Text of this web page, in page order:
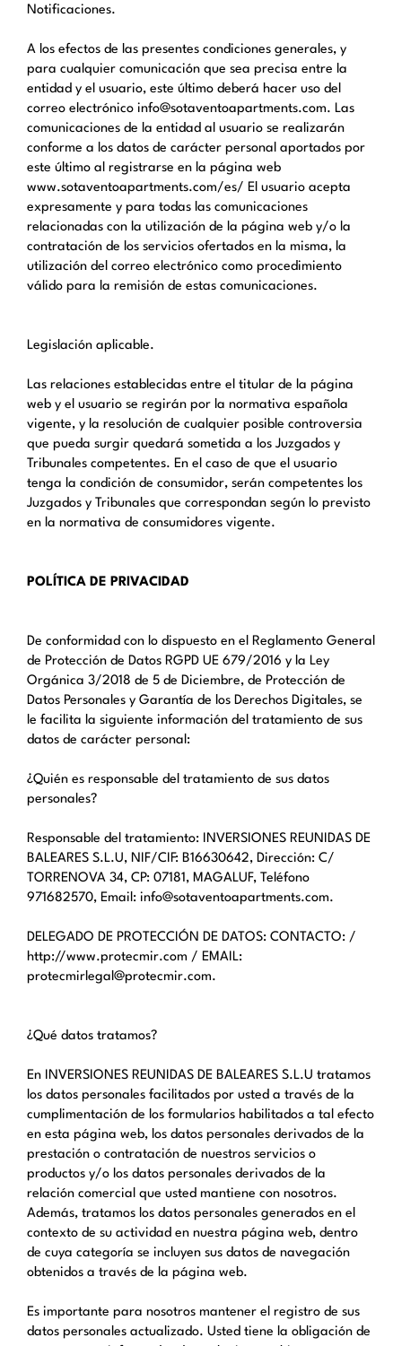
Notificaciones.
A los efectos de las presentes condiciones generales, y
para cualquier comunicación que sea precisa entre la
entidad y el usuario, este último deberá hacer uso del
correo electrónico info@sotaventoapartments.com. Las
comunicaciones de la entidad al usuario se realizarán
conforme a los datos de carácter personal aportados por
este último al registrarse en la página web
www.sotaventoapartments.com/es/ El usuario acepta
expresamente y para todas las comunicaciones
relacionadas con la utilización de la página web y/o la
contratación de los servicios ofertados en la misma, la
utilización del correo electrónico como procedimiento
válido para la remisión de estas comunicaciones.
Legislación aplicable.
Las relaciones establecidas entre el titular de la página
web y el usuario se regirán por la normativa española
vigente, y la resolución de cualquier posible controversia
que pueda surgir quedará sometida a los Juzgados y
Tribunales competentes. En el caso de que el usuario
tenga la condición de consumidor, serán competentes los
Juzgados y Tribunales que correspondan según lo previsto
en la normativa de consumidores vigente.
POLÍTICA DE PRIVACIDAD
De conformidad con lo dispuesto en el Reglamento General
de Protección de Datos RGPD UE 679/2016 y la Ley
Orgánica 3/2018 de 5 de Diciembre, de Protección de
Datos Personales y Garantía de los Derechos Digitales, se
le facilita la siguiente información del tratamiento de sus
datos de carácter personal:
¿Quién es responsable del tratamiento de sus datos
personales?
Responsable del tratamiento: INVERSIONES REUNIDAS DE
BALEARES S.L.U, NIF/CIF: B16630642, Dirección: C/
TORRENOVA 34, CP: 07181, MAGALUF, Teléfono
971682570, Email: info@sotaventoapartments.com.
DELEGADO DE PROTECCIÓN DE DATOS: CONTACTO: /
http://www.protecmir.com / EMAIL:
protecmirlegal@protecmir.com.
¿Qué datos tratamos?
En INVERSIONES REUNIDAS DE BALEARES S.L.U tratamos
los datos personales facilitados por usted a través de la
cumplimentación de los formularios habilitados a tal efecto
en esta página web, los datos personales derivados de la
prestación o contratación de nuestros servicios o
productos y/o los datos personales derivados de la
relación comercial que usted mantiene con nosotros.
Además, tratamos los datos personales generados en el
contexto de su actividad en nuestra página web, dentro
de cuya categoría se incluyen sus datos de navegación
obtenidos a través de la página web.
Es importante para nosotros mantener el registro de sus
datos personales actualizado. Usted tiene la obligación de